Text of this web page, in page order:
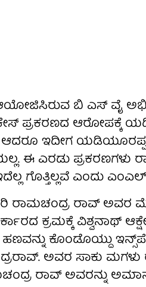
ಆಯೋಜಿಸಿರುವ ಬಿ ಎಸ್ ವೈ
ಪ್ರಕರಣದ ಆರೋಪಕ್ಕೆ
ಆದರೂ ಇದೀಗ
ಈ ಎರಡು ಪ್ರಕರಣಗಳು
ಗೊತ್ತಿಲ್ಲವೆ ಎಂದು
ರಾಮಚಂದ್ರ ರಾವ್ ಅವರ
ಕ್ರಮಕ್ಕೆ ವಿಶ್ವನಾಥ್
ಕೊಂಡೊಯ್ದು
ಅವರ ಸಾಕು ಮಗಳು
ರಾವ್ ಅವರನ್ನು